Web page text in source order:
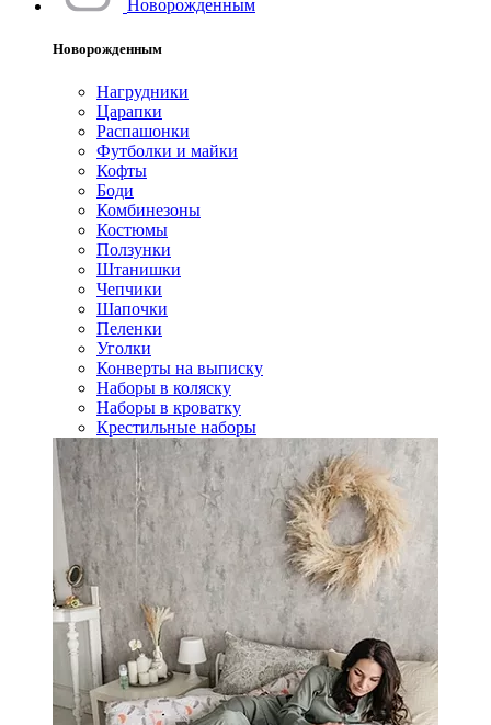
Новорожденным
Новорожденным
Нагрудники
Царапки
Распашонки
Футболки и майки
Кофты
Боди
Комбинезоны
Костюмы
Ползунки
Штанишки
Чепчики
Шапочки
Пеленки
Уголки
Конверты на выписку
Наборы в коляску
Наборы в кроватку
Крестильные наборы